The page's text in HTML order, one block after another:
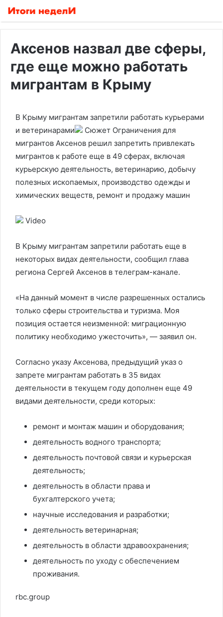
Аксенов назвал две сферы,
где еще можно работать
мигрантам в Крыму
В Крыму мигрантам запретили работать курьерами
и ветеринарами
Сюжет Ограничения для
мигрантов Аксенов решил запретить привлекать
мигрантов к работе еще в 49 сферах, включая
курьерскую деятельность, ветеринарию, добычу
полезных ископаемых, производство одежды и
химических веществ, ремонт и продажу машин
Video
В Крыму мигрантам запретили работать еще в
некоторых видах деятельности, сообщил глава
региона Сергей Аксенов в телеграм-канале.
«На данный момент в числе разрешенных остались
только сферы строительства и туризма. Моя
позиция остается неизменной: миграционную
политику необходимо ужесточить», — заявил он.
Согласно указу Аксенова, предыдущий указ о
запрете мигрантам работать в 35 видах
деятельности в текущем году дополнен еще 49
видами деятельности, среди которых:
ремонт и монтаж машин и оборудования;
деятельность водного транспорта;
деятельность почтовой связи и курьерская
деятельность;
деятельность в области права и
бухгалтерского учета;
научные исследования и разработки;
деятельность ветеринарная;
деятельность в области здравоохранения;
деятельность по уходу с обеспечением
проживания.
rbc.group